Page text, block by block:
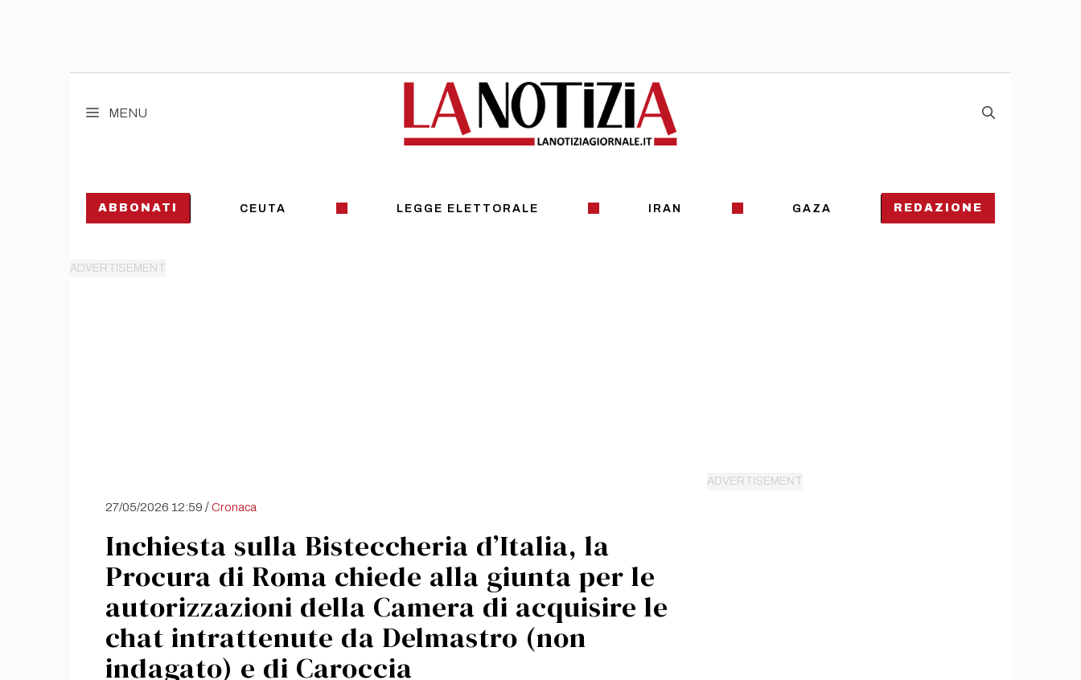
MENU
ABBONATI CEUTA LEGGE ELETTORALE IRAN GAZA REDAZIONE
27/05/2026 12:59 /Cronaca
Inchiesta sulla Bisteccheria d’Italia, la
Procura di Roma chiede alla giunta per le
autorizzazioni della Camera di acquisire le
chat intrattenute da Delmastro (non
indagato) e di Caroccia